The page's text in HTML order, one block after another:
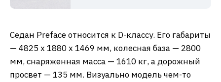
Седан Preface относится к D-классу. Его габариты
— 4825 x 1880 x 1469 мм, колесная база — 2800
мм, снаряженная масса — 1610 кг, а дорожный
просвет — 135 мм. Визуально модель чем-то